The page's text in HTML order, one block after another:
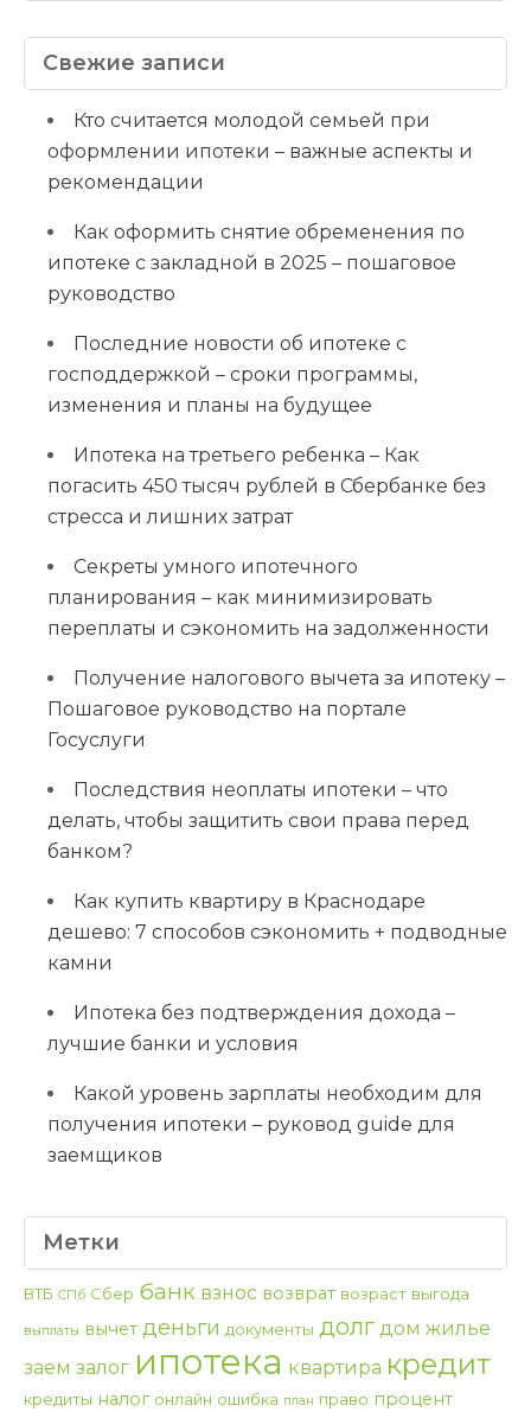
Свежие записи
Кто считается молодой семьей при
оформлении ипотеки – важные аспекты и
рекомендации
Как оформить снятие обременения по
ипотеке с закладной в 2025 – пошаговое
руководство
Последние новости об ипотеке с
господдержкой – сроки программы,
изменения и планы на будущее
Ипотека на третьего ребенка – Как
погасить 450 тысяч рублей в Сбербанке без
стресса и лишних затрат
Секреты умного ипотечного
планирования – как минимизировать
переплаты и сэкономить на задолженности
Получение налогового вычета за ипотеку –
Пошаговое руководство на портале
Госуслуги
Последствия неоплаты ипотеки – что
делать, чтобы защитить свои права перед
банком?
Как купить квартиру в Краснодаре
дешево: 7 способов сэкономить + подводные
камни
Ипотека без подтверждения дохода –
лучшие банки и условия
Какой уровень зарплаты необходим для
получения ипотеки – руковод guide для
заемщиков
Метки
ВТБ СПб Сбер банк взнос возврат возраст выгода
выплаты вычет деньги документы долг дом жилье
заем залог ипотека квартира кредит
кредиты налог онлайн ошибка план право процент